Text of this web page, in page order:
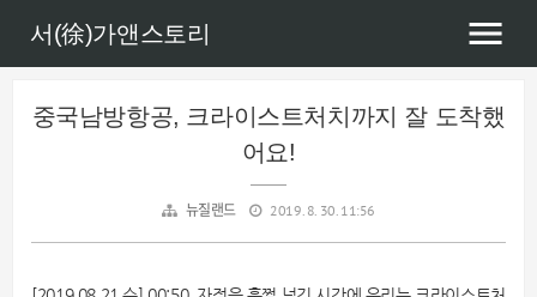
서(徐)가앤스토리
중국남방항공, 크라이스트처치까지 잘 도착했
어요!
뉴질랜드 2019. 8. 30. 11:56